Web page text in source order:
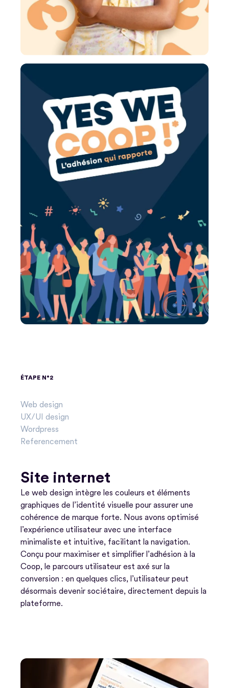
ÉTAPE N°2
Web design
UX/UI design
Wordpress
Referencement
Site internet
Le web design intègre les couleurs et éléments
graphiques de l’identité visuelle pour assurer une
cohérence de marque forte. Nous avons optimisé
l’expérience utilisateur avec une interface
minimaliste et intuitive, facilitant la navigation.
Conçu pour maximiser et simplifier l’adhésion à la
Coop, le parcours utilisateur est axé sur la
conversion : en quelques clics, l’utilisateur peut
désormais devenir sociétaire, directement depuis la
plateforme.